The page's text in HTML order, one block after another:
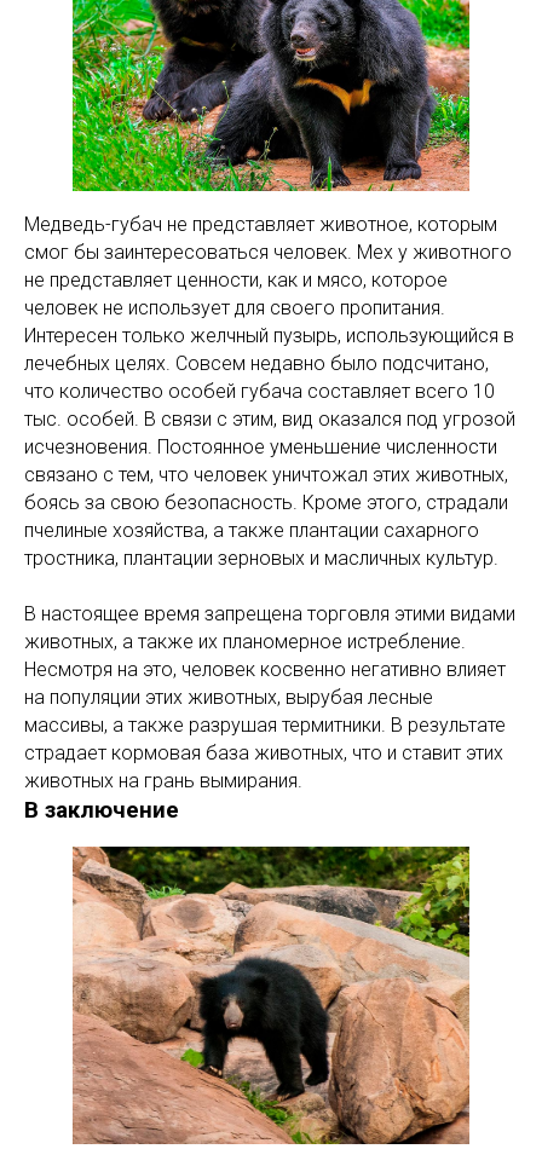
Медведь-губач не представляет животное, которым
смог бы заинтересоваться человек. Мех у животного
не представляет ценности, как и мясо, которое
человек не использует для своего пропитания.
Интересен только желчный пузырь, использующийся в
лечебных целях. Совсем недавно было подсчитано,
что количество особей губача составляет всего 10
тыс. особей. В связи с этим, вид оказался под угрозой
исчезновения. Постоянное уменьшение численности
связано с тем, что человек уничтожал этих животных,
боясь за свою безопасность. Кроме этого, страдали
пчелиные хозяйства, а также плантации сахарного
тростника, плантации зерновых и масличных культур.
В настоящее время запрещена торговля этими видами
животных, а также их планомерное истребление.
Несмотря на это, человек косвенно негативно влияет
на популяции этих животных, вырубая лесные
массивы, а также разрушая термитники. В результате
страдает кормовая база животных, что и ставит этих
животных на грань вымирания.
В заключение